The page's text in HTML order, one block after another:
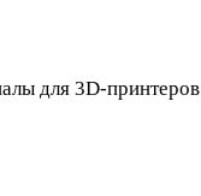
для 3D-принтеров